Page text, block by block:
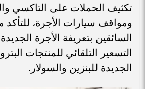
تكثيف الحملات على التاكسي
ومواقف سيارات الأجرة، للتأكد
السائقين بتعريفة الأجرة
التسعير التلقائي للمنتجات
الجديدة للبنزين والسولار.